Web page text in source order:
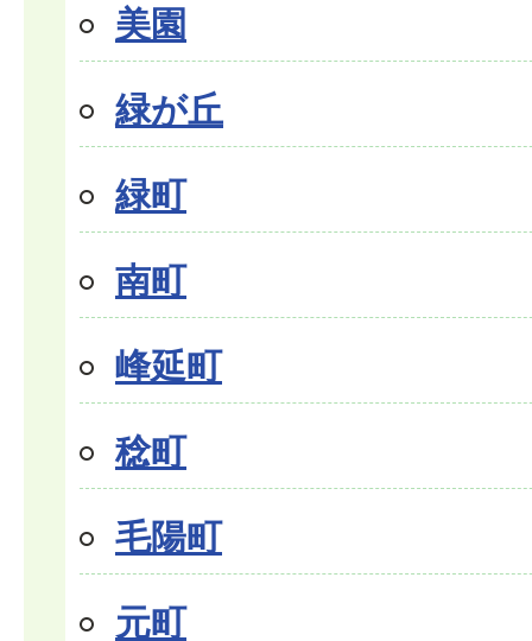
美園
緑が丘
緑町
南町
峰延町
稔町
毛陽町
元町